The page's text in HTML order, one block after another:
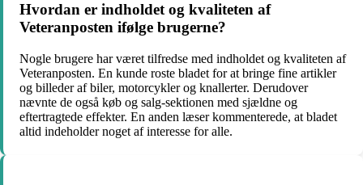
Hvordan er indholdet og kvaliteten af
Veteranposten ifølge brugerne?
Nogle brugere har været tilfredse med indholdet og kvaliteten af
Veteranposten. En kunde roste bladet for at bringe fine artikler
og billeder af biler, motorcykler og knallerter. Derudover
nævnte de også køb og salg-sektionen med sjældne og
eftertragtede effekter. En anden læser kommenterede, at bladet
altid indeholder noget af interesse for alle.